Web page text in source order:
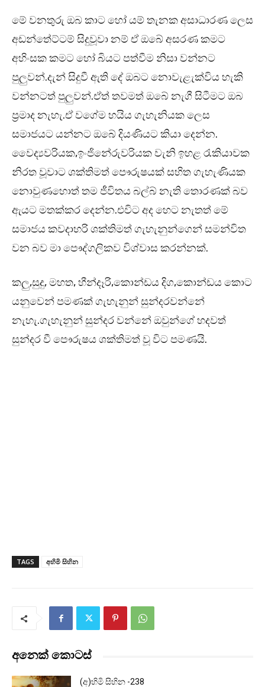
මේ වනතුරු ඔබ කාට හෝ යම් තැනක අසාධාරණ ලෙස
අඩන්තේට්ටම් සිදුවූවා නම් ඒ ඔබේ අසරණ කමට
අහිංසක කමට හෝ බියට පත්වීම නිසා වන්නට
පුලුවන්.දැන් සිදුවී ඇති දේ ඔබට නොවැළැක්විය හැකි
වන්නටත් පුලුවන්.ඒත් තවමත් ඔබේ නැගී සිටීමට ඔබ
ප්‍රමාද නැහැ.ඒ වගේම හයිය ගැහැනියක ලෙස
සමාජයට යන්නට ඔබේ දියණියට කියා දෙන්න.
වෛද්‍යවරියක,ඉංජිනේරුවරියක වැනි ඉහළ රැකියාවක
නිරත වූවාට ශක්තිමත් පෞරුෂයක් සහිත ගැහැණියක
නොවුණහොත් තම ජීවිතය බල්බ් නැති තොරණක් බව
ඇයට මතක්කර දෙන්න.එවිට අද හෙට නැතත් මේ
සමාජය කවදාහරි ශක්තිමත් ගැහැනුන්ගෙන් සමන්විත
වන බව මා පෞද්ගලිකව විශ්වාස කරන්නක්.
කලු,සුදු, මහත, හීන්දෑරි,කොන්ඩය දිග,කොන්ඩය කොට
යනුවෙන් පමණක් ගැහැනුන් සුන්දරවන්නේ
නැහැ.ගැහැනුන් සුන්දර වන්නේ ඔවුන්ගේ හදවත්
සුන්දර වී පෞරුෂය ශක්තිමත් වූ විට පමණයි.
TAGS අහිමි සිහින
අනෙක් කොටස්
(අ)හිමි සිහින -238